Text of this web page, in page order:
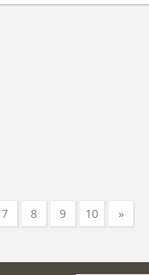
7 8 9 10 »